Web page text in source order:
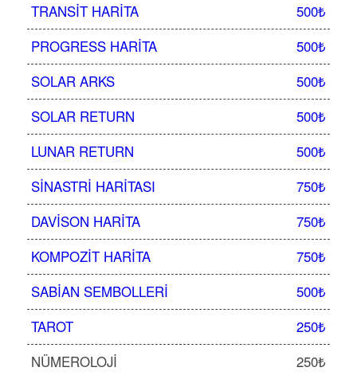
TRANSIT HARITA
500₺
PROGRESS HARITA
500₺
SOLAR ARKS
500₺
SOLAR RETURN
500₺
LUNAR RETURN
500₺
SINASTRI HARITASI
750₺
DAVISON HARITA
750₺
KOMPOZIT HARITA
750₺
SABIAN SEMBOLLERI
500₺
TAROT
250₺
NÜMEROLOJI
250₺